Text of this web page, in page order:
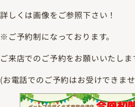
詳しくは画像をご参照下さい！
※ご予約制になっております。
ご来店でのご予約をお願いいたしま
(お電話でのご予約はお受けできま